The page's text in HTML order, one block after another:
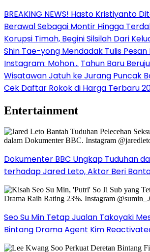
BREAKING NEWS! Hasto Kristiyanto
Berawal Sebagai Montir Hingga
Korupsi Timah, Begini Silsilah Dari
Shin Tae-yong Mendadak Tulis Pesan
Instagram: Mohon… Tahun Baru
Wisatawan Jatuh ke Jurang Puncak
Cek Daftar Rokok di Harga Terbaru
Entertainment
Dokumenter BBC Ungkap Tuduhan
terhadap Jared Leto, Aktor Beri
Seo Su Min Tetap Jualan Takoyaki
Bintang Drama Agent Kim